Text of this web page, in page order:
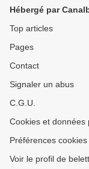
Hébergé par
Top articles
Pages
Contact
Signaler un abus
C.G.U.
Cookies et données
Préférences cookies
Voir le profil de